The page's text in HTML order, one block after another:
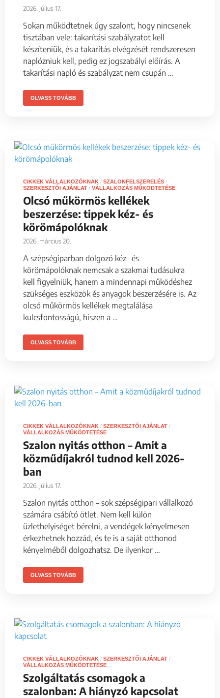
2026. július 17.
Sokan működtetnek úgy szalont, hogy nincsenek
tisztában vele: takarítási szabályzatot kell
készíteniük, és a takarítás elvégzését rendszeresen
naplózniuk kell, pedig ez jogszabályi előírás. A
takarítási napló és szabályzat nem csupán …
OLVASS TOVÁBB
CIKKEK VÁLLALKOZÓKNAK / SZALONFELSZERELÉS /
SZERKESZTŐI AJÁNLAT / VÁLLALKOZÁS MŰKÖDTETÉSE
Olcsó műkörmös kellékek
beszerzése: tippek kéz- és
körömápolóknak
2026. március 20.
A szépségiparban dolgozó kéz- és
körömápolóknak nemcsak a szakmai tudásukra
kell figyelniük, hanem a mindennapi működéshez
szükséges eszközök és anyagok beszerzésére is. Az
olcsó műkörmös kellékek megtalálása
kulcsfontosságú, hiszen a …
OLVASS TOVÁBB
CIKKEK VÁLLALKOZÓKNAK / SZERKESZTŐI AJÁNLAT /
VÁLLALKOZÁS MŰKÖDTETÉSE
Szalon nyitás otthon – Amit a
közműdíjakról tudnod kell 2026-
ban
2026. július 17.
Szalon nyitás otthon – sok szépségipari vállalkozó
számára csábító ötlet. Nem kell külön
üzlethelyiséget bérelni, a vendégek kényelmesen
érkezhetnek hozzád, és te is a saját otthonod
kényelméből dolgozhatsz. De ilyenkor …
OLVASS TOVÁBB
CIKKEK VÁLLALKOZÓKNAK / SZERKESZTŐI AJÁNLAT /
VÁLLALKOZÁS MŰKÖDTETÉSE
Szolgáltatás csomagok a
szalonban: A hiányzó kapcsolat